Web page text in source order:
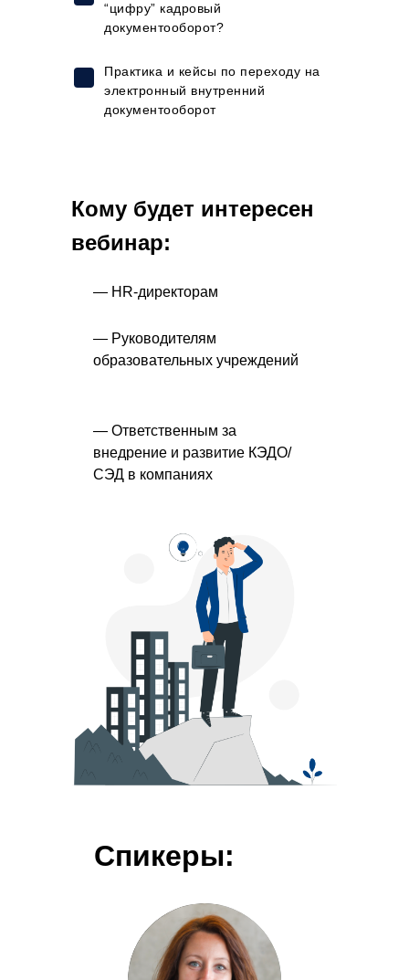
“цифру” кадровый
документооборот?
Практика и кейсы по переходу на
электронный внутренний
документооборот
Кому будет интересен
вебинар:
— HR-директорам
— Руководителям
образовательных учреждений
— Ответственным за
внедрение и развитие КЭДО/
СЭД в компаниях
Спикеры: